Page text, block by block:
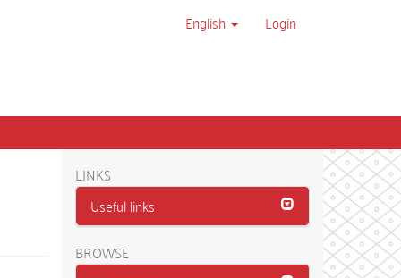
English Login
LINKS
Useful links
BROWSE